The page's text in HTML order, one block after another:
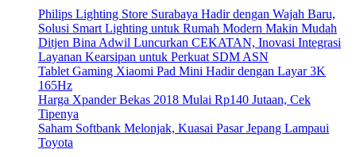
Philips Lighting Store Surabaya Hadir dengan Wajah Baru,
Solusi Smart Lighting untuk Rumah Modern Makin Mudah
Ditjen Bina Adwil Luncurkan CEKATAN, Inovasi Integrasi
Layanan Kearsipan untuk Perkuat SDM ASN
Tablet Gaming Xiaomi Pad Mini Hadir dengan Layar 3K
165Hz
Harga Xpander Bekas 2018 Mulai Rp140 Jutaan, Cek
Tipenya
Saham Softbank Melonjak, Kuasai Pasar Jepang Lampaui
Toyota